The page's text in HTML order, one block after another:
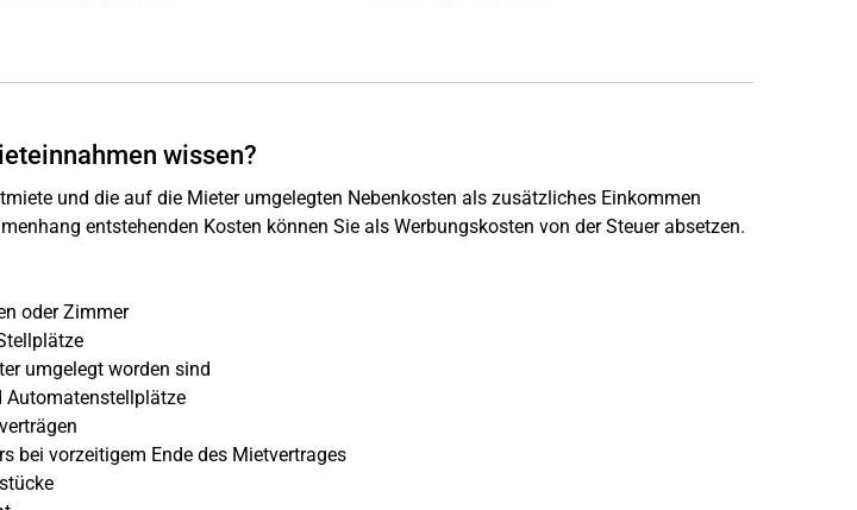
wissen?
und die auf die Mieter umgelegten Nebenkosten als zusätzliches Einkommen
entstehenden Kosten können Sie als Werbungskosten von der Steuer absetzen.
oder Zimmer
umgelegt worden sind
vorzeitigem Ende des Mietvertrages